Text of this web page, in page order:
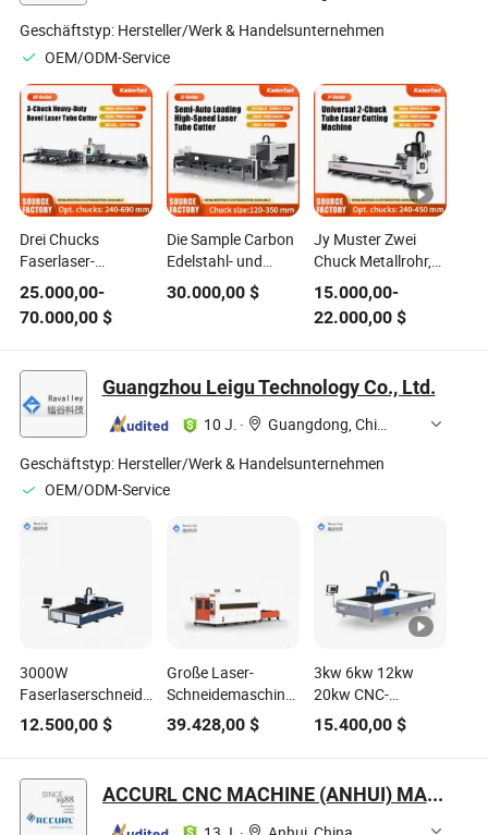
Geschäftstyp: Hersteller/Werk & Handelsunternehmen
OEM/ODM-Service
Drei Chucks
Faserlaser-
Schneidemaschine
für das Schneiden
von Metallrohren
mit automatischer
Beladung Metall-
Laser-
Schneidemaschine
25.000,00-
70.000,00 $
Die Sample Carbon
Edelstahl- und
Aluminiumrohrverarbeitung
automatische
Hochgeschwindigkeits-
Metallrohrschneidemaschine
1500W 2000W
3000W 6000W
30.000,00$
Jy Muster Zwei
Chuck Metallrohr,
Faserlaser
mit beweglichem
Kopf zu verkaufen
15.000,00-
22.000,00$
Guangzhou Leigu Technology Co., Ltd.
10 J. ·
Guangdong, China
Geschäftstyp: Hersteller/Werk & Handelsunternehmen
OEM/ODM-Service
3000W
Faserlaserschneidmaschine
für Metallblech
Aluminium Messing
CE
12.500,00 $
Große Laser-
Schneidemaschine
für Metallbleche mit
austauschbarem
Arbeitstisch 3kw
39.428,00$
3kw 6kw 12kw
20kw CNC-
Faserlaser-
Schneidemaschine
1500W 2000W
Eisen, Kohlenstoff,
Edelstahl,
15.400,00$
ACCURL CNC MACHINE (ANHUI) MANUFACTORY CO., LTD.